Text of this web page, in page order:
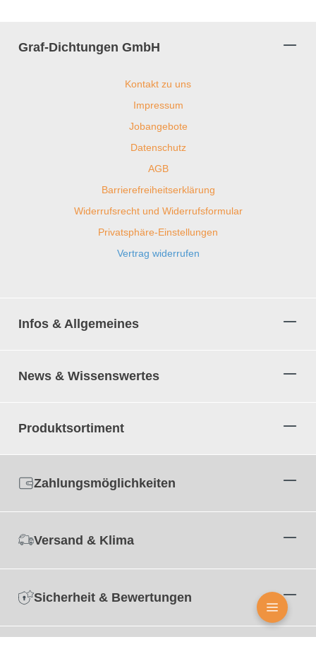
Graf-Dichtungen GmbH
Kontakt zu uns
Impressum
Jobangebote
Datenschutz
AGB
Barrierefreiheitserklärung
Widerrufsrecht und Widerrufsformular
Privatsphäre-Einstellungen
Vertrag widerrufen
Infos & Allgemeines
News & Wissenswertes
Produktsortiment
Zahlungsmöglichkeiten
Versand & Klima
Sicherheit & Bewertungen